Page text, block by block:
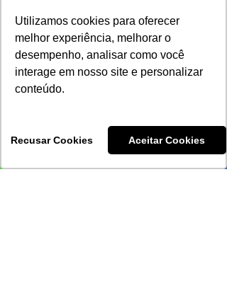
Utilizamos cookies para oferecer
melhor experiência, melhorar o
desempenho, analisar como você
interage em nosso site e personalizar
conteúdo.
Recusar Cookies Aceitar Cookies
Baixe nossos materiais
Criamos um canal completo com
todos os materiais digitais disponíveis:
cartela de cores, catálogo de
produtos, e-books, entre outros.